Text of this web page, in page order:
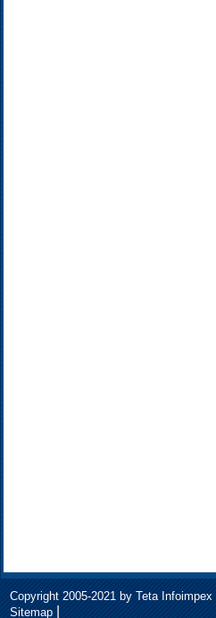
Copyright 2005-2021 by Teta Infoimpex |
Sitemap|